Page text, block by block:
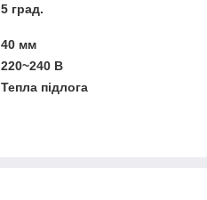
5 град.
40 мм
220~240 В
Тепла підлога